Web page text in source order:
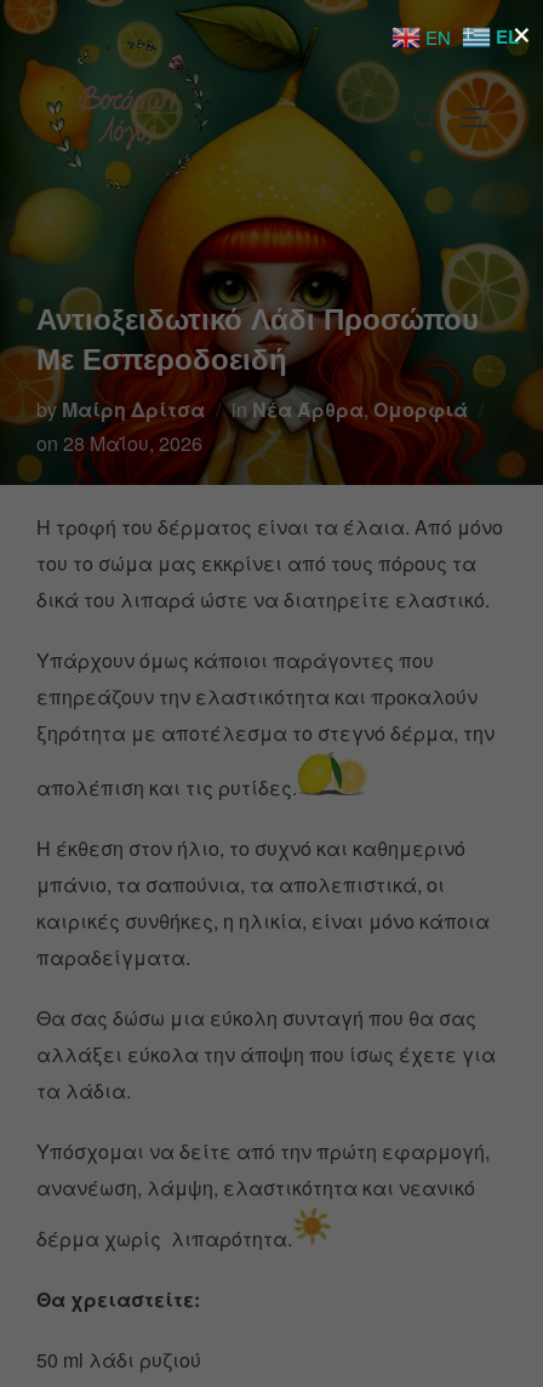
Αντιοξειδωτικό Λάδι Προσώπου
Με Εσπεροδοειδή
byΜαίρη Δρίτσα in Νέα Άρθρα, Ομορφιά
on 28 Μαΐου, 2026
Η τροφή του δέρματος είναι τα έλαια. Από μόνο
του το σώμα μας εκκρίνει από τους πόρους τα
δικά του λιπαρά ώστε να διατηρείτε ελαστικό.
Υπάρχουν όμως κάποιοι παράγοντες που
επηρεάζουν την ελαστικότητα και προκαλούν
ξηρότητα με αποτέλεσμα το στεγνό δέρμα, την
απολέπιση και τις ρυτίδες.
Η έκθεση στον ήλιο, το συχνό και καθημερινό
μπάνιο, τα σαπούνια, τα απολεπιστικά, οι
καιρικές συνθήκες, η ηλικία, είναι μόνο κάποια
παραδείγματα.
Θα σας δώσω μια εύκολη συνταγή που θα σας
αλλάξει εύκολα την άποψη που ίσως έχετε για
τα λάδια.
Υπόσχομαι να δείτε από την πρώτη εφαρμογή,
ανανέωση, λάμψη, ελαστικότητα και νεανικό
δέρμα χωρίς λιπαρότητα.
Θα χρειαστείτε:
50 ml λάδι ρυζιού
×
EN EL